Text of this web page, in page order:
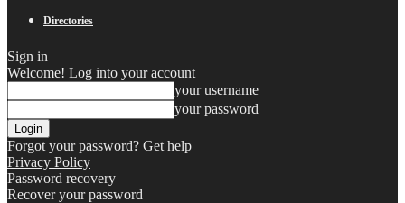
Directories
Sign in
Welcome! Log into your account
your username
your password
Forgot your password? Get help
Privacy Policy
Password recovery
Recover your password